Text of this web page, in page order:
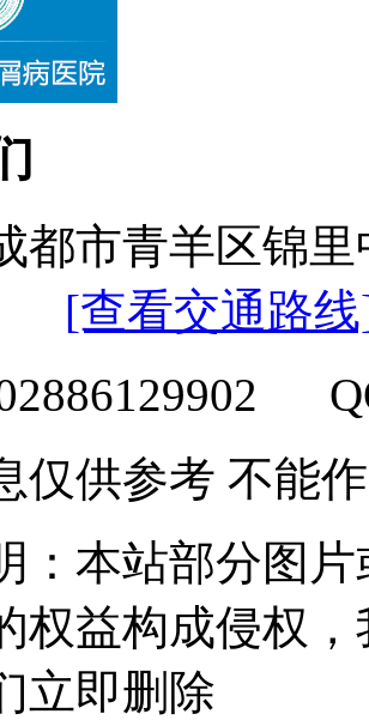
都市青羊区锦
[查看交通路
仅供参考 不能
：本站部分图
权益构成侵权
立即删除